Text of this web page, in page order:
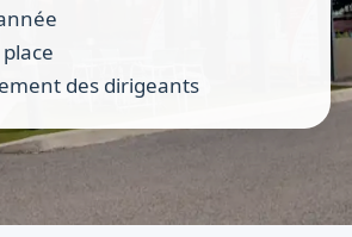
des dirigeants